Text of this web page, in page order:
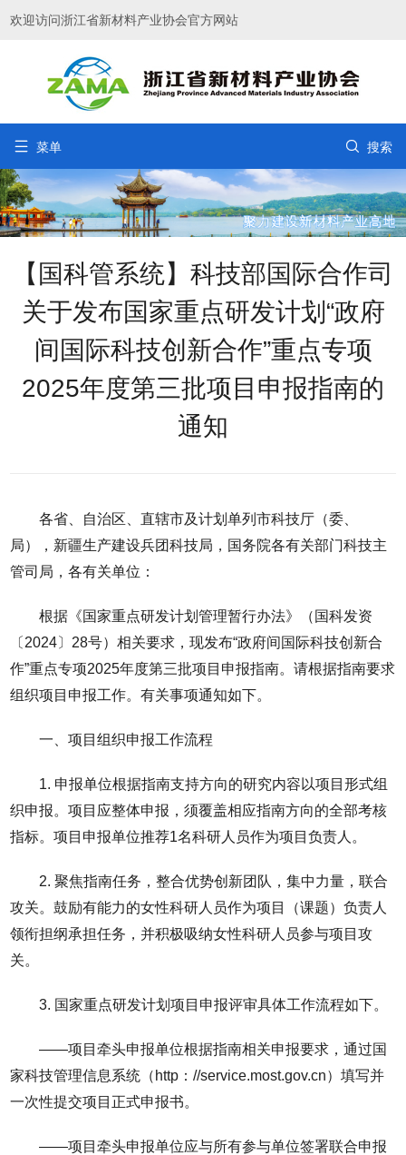
欢迎访问浙江省新材料产业协会官方网站
 菜单  搜索
【国科管系统】科技部国际合作司
关于发布国家重点研发计划“政府
间国际科技创新合作”重点专项
2025年度第三批项目申报指南的
通知
各省、自治区、直辖市及计划单列市科技厅（委、
局），新疆生产建设兵团科技局，国务院各有关部门科技主
管司局，各有关单位：
根据《国家重点研发计划管理暂行办法》（国科发资
〔2024〕28号）相关要求，现发布“政府间国际科技创新合
作”重点专项2025年度第三批项目申报指南。请根据指南要求
组织项目申报工作。有关事项通知如下。
一、项目组织申报工作流程
1. 申报单位根据指南支持方向的研究内容以项目形式组
织申报。项目应整体申报，须覆盖相应指南方向的全部考核
指标。项目申报单位推荐1名科研人员作为项目负责人。
2. 聚焦指南任务，整合优势创新团队，集中力量，联合
攻关。鼓励有能力的女性科研人员作为项目（课题）负责人
领衔担纲承担任务，并积极吸纳女性科研人员参与项目攻
关。
3. 国家重点研发计划项目申报评审具体工作流程如下。
——项目牵头申报单位根据指南相关申报要求，通过国
家科技管理信息系统（http：//service.most.gov.cn）填写并
一次性提交项目正式申报书。
——项目牵头申报单位应与所有参与单位签署联合申报